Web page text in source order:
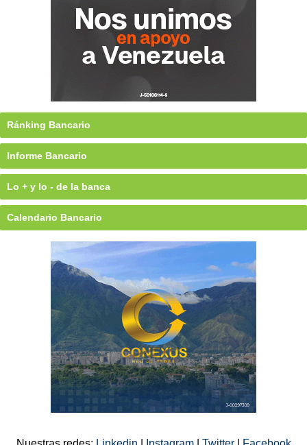
Ránking Bancario
Informe Bancario
Lo + y lo - de la banca
Calendario Bancario